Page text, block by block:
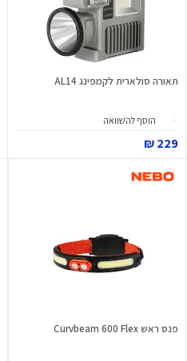
תאורה סולארית לקמפינג AL14
הוסף להשוואה
229 ₪
פנס ראש Curvbeam 600 Flex